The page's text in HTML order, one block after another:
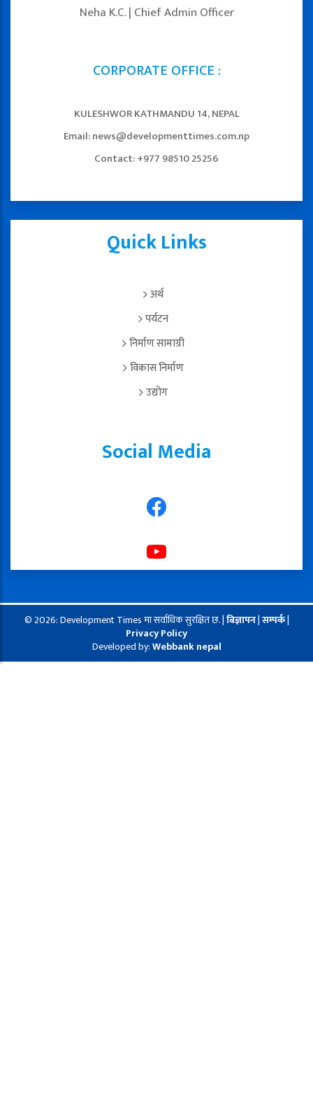
Neha K.C. | Chief Admin Officer
CORPORATE OFFICE :
KULESHWOR KATHMANDU 14, NEPAL
Email: news@developmenttimes.com.np
Contact: +977 98510 25256
Quick Links
अर्थ
पर्यटन
निर्माण सामाग्री
विकास निर्माण
उद्योग
Social Media
© 2026: Development Times मा सर्वाधिक सुरक्षित छ. |बिज्ञापन|सम्पर्क|
Privacy Policy
Developed by:Webbank nepal